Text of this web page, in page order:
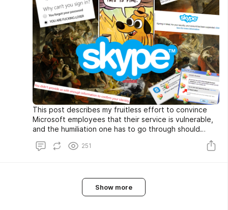
This post describes my fruitless effort to convince
Microsoft employees that their service is vulnerable,
and the humiliation one has to go through should
one’s account be blocked by a hacker. This is a story
of ignorance, pain and despair.
251
Show more